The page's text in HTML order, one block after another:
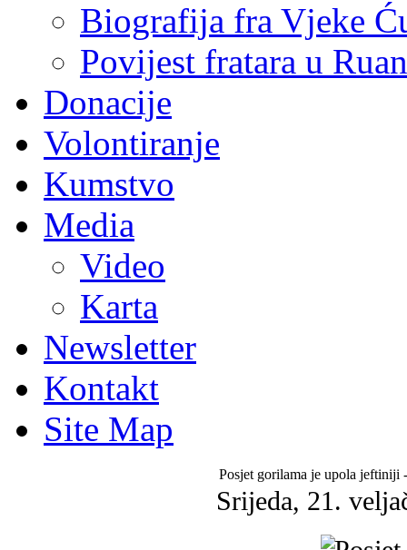
Biografija fra Vjeke
Povijest fratara u
Donacije
Volontiranje
Kumstvo
Media
Video
Karta
Newsletter
Kontakt
Site Map
Posjet gorilama je upola jeftiniji
Srijeda, 21.